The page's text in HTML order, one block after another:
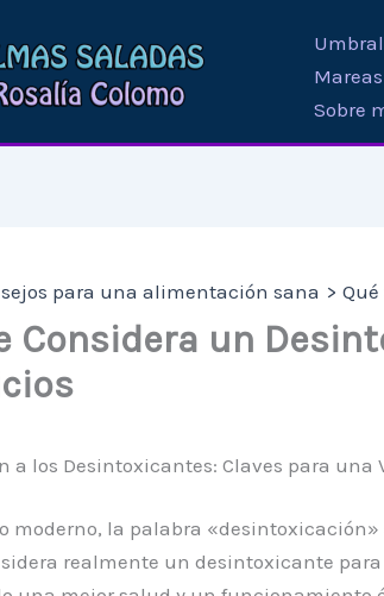
Sobre
para una alimentación sana
Considera un
a los Desintoxicantes: Claves para una
moderno, la palabra
realmente un desintoxicante